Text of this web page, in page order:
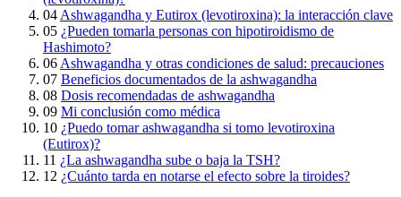
04 Ashwagandha y Eutirox (levotiroxina): la interacción clave
05 ¿Pueden tomarla personas con hipotiroidismo de
Hashimoto?
06 Ashwagandha y otras condiciones de salud: precauciones
07 Beneficios documentados de la ashwagandha
08 Dosis recomendadas de ashwagandha
09 Mi conclusión como médica
10 ¿Puedo tomar ashwagandha si tomo levotiroxina
(Eutirox)?
11 ¿La ashwagandha sube o baja la TSH?
12 ¿Cuánto tarda en notarse el efecto sobre la tiroides?